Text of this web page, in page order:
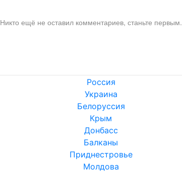
Никто ещё не оставил комментариев, станьте первым.
Россия
Украина
Белоруссия
Крым
Донбасс
Балканы
Приднестровье
Молдова